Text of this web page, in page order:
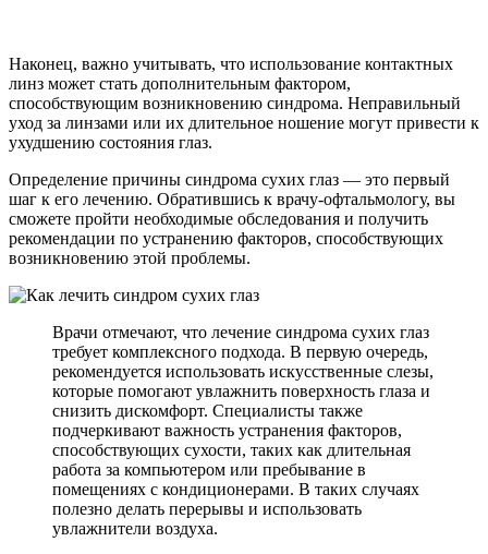
Наконец, важно учитывать, что использование контактных
линз может стать дополнительным фактором,
способствующим возникновению синдрома. Неправильный
уход за линзами или их длительное ношение могут привести к
ухудшению состояния глаз.
Определение причины синдрома сухих глаз — это первый
шаг к его лечению. Обратившись к врачу-офтальмологу, вы
сможете пройти необходимые обследования и получить
рекомендации по устранению факторов, способствующих
возникновению этой проблемы.
Врачи отмечают, что лечение синдрома сухих глаз
требует комплексного подхода. В первую очередь,
рекомендуется использовать искусственные слезы,
которые помогают увлажнить поверхность глаза и
снизить дискомфорт. Специалисты также
подчеркивают важность устранения факторов,
способствующих сухости, таких как длительная
работа за компьютером или пребывание в
помещениях с кондиционерами. В таких случаях
полезно делать перерывы и использовать
увлажнители воздуха.